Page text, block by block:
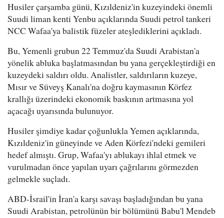
Husiler çarşamba günü, Kızıldeniz'in kuzeyindeki önemli
Suudi liman kenti Yenbu açıklarında Suudi petrol tankeri
NCC Wafaa'ya balistik füzeler ateşlediklerini açıkladı.
Bu, Yemenli grubun 22 Temmuz'da Suudi Arabistan'a
yönelik abluka başlatmasından bu yana gerçekleştirdiği en
kuzeydeki saldırı oldu. Analistler, saldırıların kuzeye,
Mısır ve Süveyş Kanalı'na doğru kaymasının Körfez
krallığı üzerindeki ekonomik baskının artmasına yol
açacağı uyarısında bulunuyor.
Husiler şimdiye kadar çoğunlukla Yemen açıklarında,
Kızıldeniz'in güneyinde ve Aden Körfezi'ndeki gemileri
hedef almıştı. Grup, Wafaa'yı ablukayı ihlal etmek ve
vurulmadan önce yapılan uyarı çağrılarını görmezden
gelmekle suçladı.
ABD-İsrail'in İran'a karşı savaşı başladığından bu yana
Suudi Arabistan, petrolünün bir bölümünü Babu'l Mendeb